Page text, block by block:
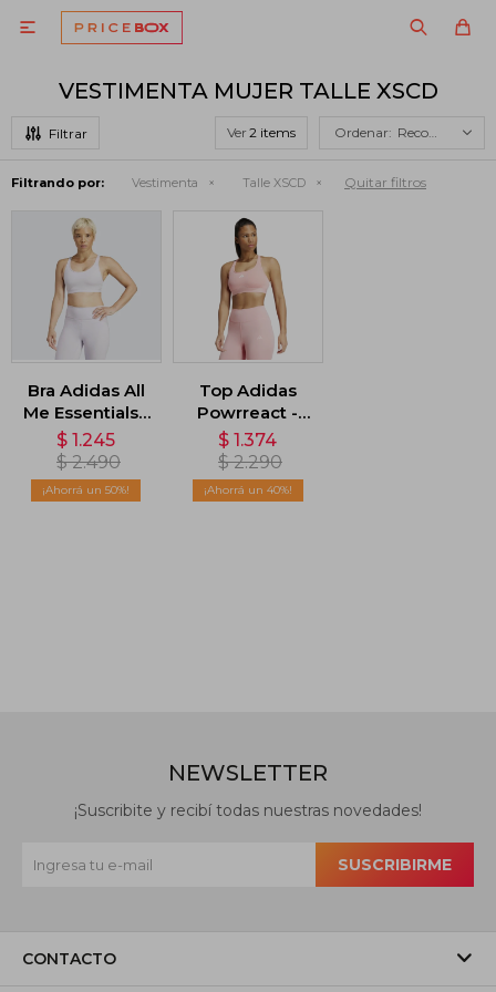

VESTIMENTA MUJER TALLE XSCD
Ver Recomendados
Filtrando por: Vestimenta Talle XSCD Quitar filtros
Bra Adidas All
Me Essentials -
Gris
$ 1.245
$ 2.490
50
Top Adidas
Powrreact -
Rosa
$ 1.374
$ 2.290
40
CONTACTO
NEWSLETTER
¡Suscribite y recibí todas nuestras novedades!
SUSCRIBIRME